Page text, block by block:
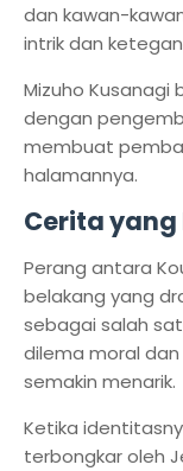
dan kawan-
intrik dan
Mizuho Kusanagi
dengan
membuat
halamannya.
Cerita
Perang antara
belakang yang
sebagai salah
dilema moral
semakin menarik.
Ketika
terbongkar oleh